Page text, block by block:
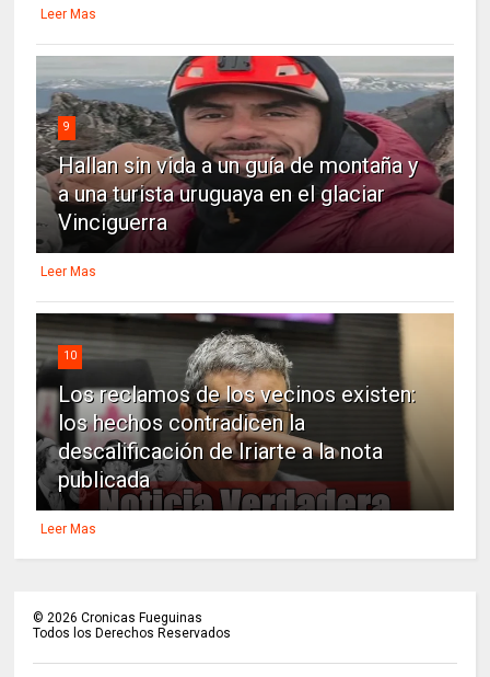
Leer Mas
9
Hallan sin vida a un guía de montaña y
a una turista uruguaya en el glaciar
Vinciguerra
Leer Mas
10
Los reclamos de los vecinos existen:
los hechos contradicen la
descalificación de Iriarte a la nota
publicada
Leer Mas
© 2026 Cronicas Fueguinas
Todos los Derechos Reservados